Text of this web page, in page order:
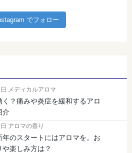
でフォロー
メディカルアロマ
く？痛みや炎症を緩和するアロ
介
アロマの香り
年のスタートにはアロマを。お
楽しみ方は？